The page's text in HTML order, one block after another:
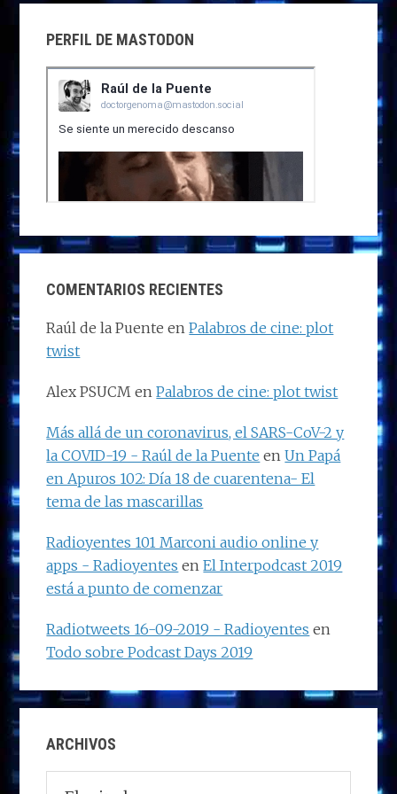
PERFIL DE MASTODON
COMENTARIOS RECIENTES
Raúl de la Puente enPalabros de cine: plot
twist
Alex PSUCM enPalabros de cine: plot twist
Más allá de un coronavirus, el SARS-CoV-2 y
la COVID-19 - Raúl de la Puente enUn Papá
en Apuros 102: Día 18 de cuarentena- El
tema de las mascarillas
Radioyentes 101 Marconi audio online y
apps - Radioyentes enEl Interpodcast 2019
está a punto de comenzar
Radiotweets 16-09-2019 - Radioyentes en
Todo sobre Podcast Days 2019
ARCHIVOS